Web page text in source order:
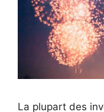
La plupart des